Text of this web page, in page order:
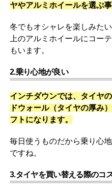
ヤやアルミホイールを選ぶ事
冬でもオシャレを楽しみた
上のアルミホイールにコー
もいます。
2.乗り心地が良い
インチダウンでは、タイヤ
ドウォール（タイヤの厚み
フトになります。
毎日使うものだから乗り心
ですね。
3.タイヤを買い替える際のコ